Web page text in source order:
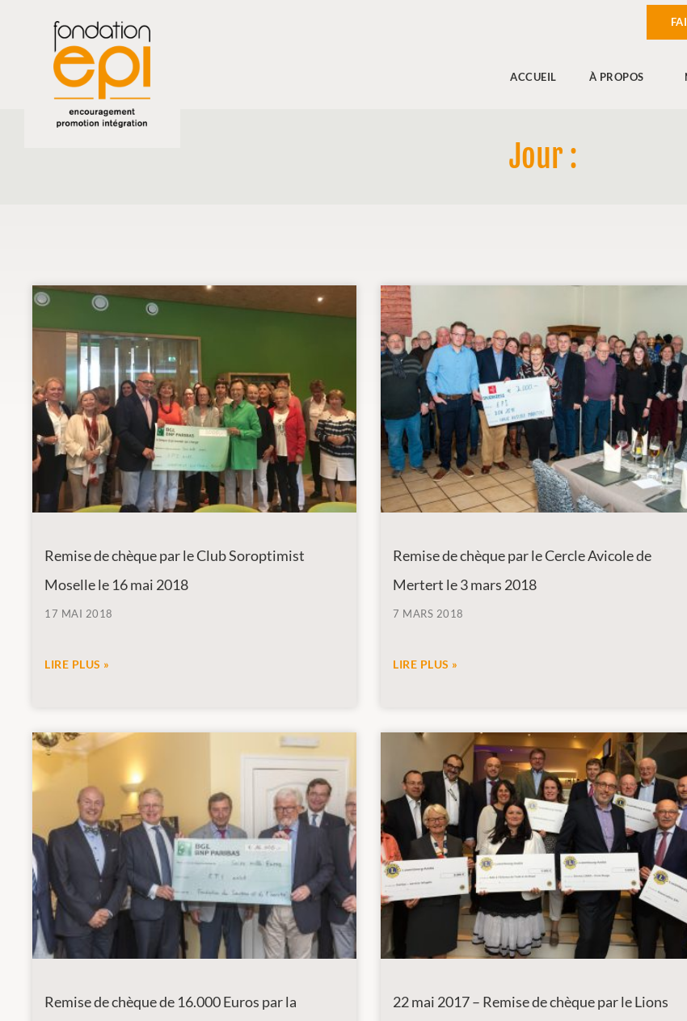
ACCUEIL À PROPOS
Jour :
Remise de chèque par le Club Soroptimist
Moselle le 16 mai 2018
17 MAI 2018
LIRE PLUS »
Remise de chèque par le Cercle Avicole de
Mertert le 3 mars 2018
7 MARS 2018
LIRE PLUS »
Remise de chèque de 16.000 Euros par la
22 mai 2017 – Remise de chèque par le Lions